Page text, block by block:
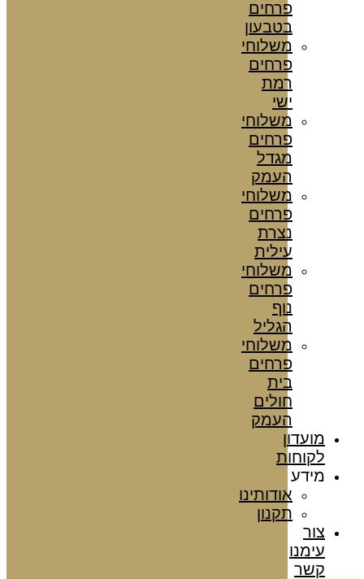
פרחים
בטבעון
משלוחי
פרחים
רמת
ישי
משלוחי
פרחים
מגדל
העמק
משלוחי
פרחים
נצרת
עילית
משלוחי
פרחים
נוף
הגליל
משלוחי
פרחים
בית
חולים
העמק
מועדון
לקוחות
מידע
אודותינו
תקנון
צור
עימנו
קשר